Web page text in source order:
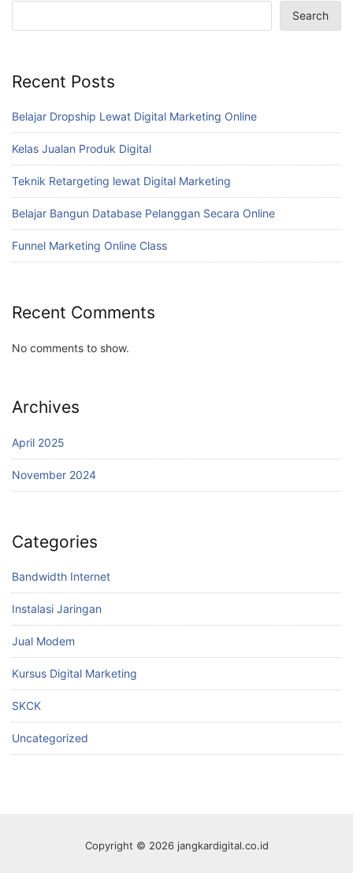
Search
Recent Posts
Belajar Dropship Lewat Digital Marketing Online
Kelas Jualan Produk Digital
Teknik Retargeting lewat Digital Marketing
Belajar Bangun Database Pelanggan Secara Online
Funnel Marketing Online Class
Recent Comments
No comments to show.
Archives
April 2025
November 2024
Categories
Bandwidth Internet
Instalasi Jaringan
Jual Modem
Kursus Digital Marketing
SKCK
Uncategorized
Copyright © 2026 jangkardigital.co.id